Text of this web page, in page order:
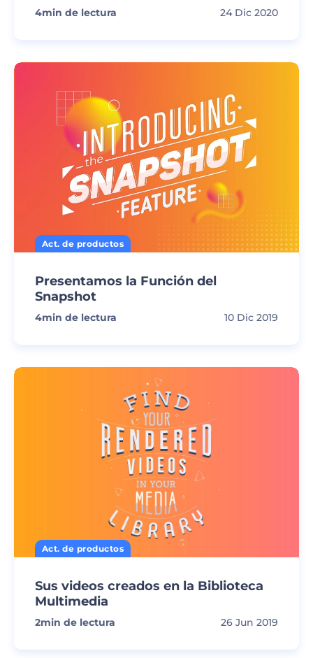
4min de lectura 24 Dic 2020
Act. de productos
Presentamos la Función del
Snapshot
4min de lectura 10 Dic 2019
Act. de productos
Sus videos creados en la Biblioteca
Multimedia
2min de lectura 26 Jun 2019